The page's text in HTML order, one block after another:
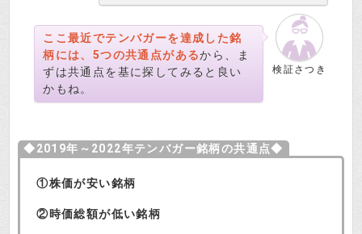
検証さつき
ここ最近でテンバガーを達成した銘
柄には、5つの共通点があるから、ま
ずは共通点を基に探してみると良い
かもね。
◆2019年～2022年テンバガー銘柄の共通点◆
①株価が安い銘柄
②時価総額が低い銘柄